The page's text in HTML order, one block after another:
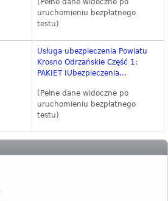
(Pełne dane widoczne po
uruchomieniu bezpłatnego
testu)
Usługa ubezpieczenia Powiatu
Krosno Odrzańskie Część 1:
PAKIET IUbezpieczenia...
(Pełne dane widoczne po
uruchomieniu bezpłatnego
testu)